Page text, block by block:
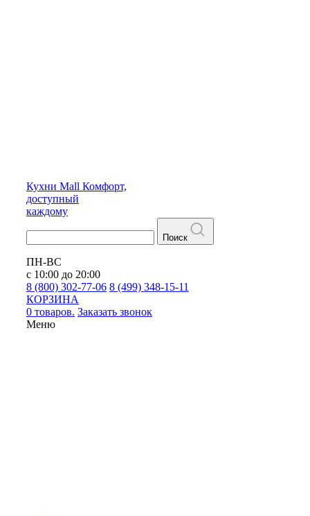
Кухни Mall Комфорт,
доступный
каждому
Поиск
ПН-ВС
с 10:00 до 20:00
8 (800) 302-77-06 8 (499) 348-15-11
КОРЗИНА
0 товаров. Заказать звонок
Меню